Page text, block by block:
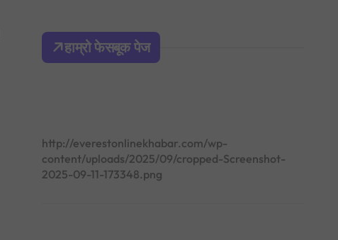
h
o
हाम्रो फेसबूक पेज
http://everestonlinekhabar.com/wp-
content/uploads/2025/09/cropped-Screenshot-
2025-09-11-173348.png